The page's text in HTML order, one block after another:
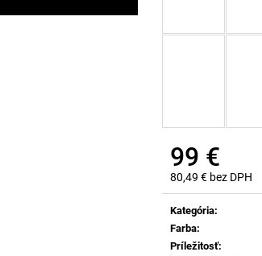
99 €
80,49 € bez DPH
Jednotková
cena:
Kategória:
Farba:
Príležitosť: